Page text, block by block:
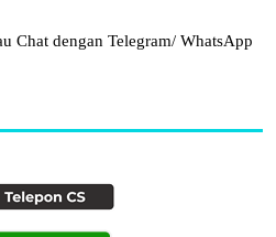
Chat dengan Telegram/ WhatsApp